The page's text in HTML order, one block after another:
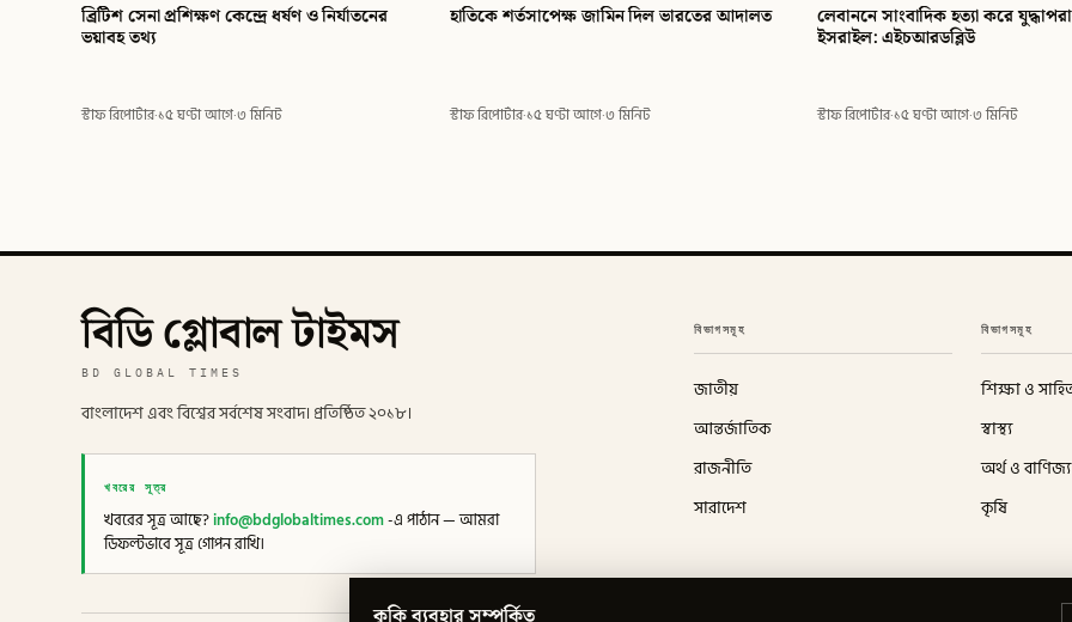
ব্রিটিশ সেনা প্রশিক্ষণ কেন্দ্রে ধর্ষণ ও নির্যাতনের
ভয়াবহ তথ্য
স্টাফ রিপোর্টার·১৫ ঘণ্টা আগে·৩ মিনিট
হাতিকে শর্তসাপেক্ষ জামিন দিল ভারতের আদালত
স্টাফ রিপোর্টার·১৫ ঘণ্টা আগে·৩ মিনিট
লেবাননে সাংবাদিক হত্যা করে
ইসরাইল: এইচআরডব্লিউ
স্টাফ রিপোর্টার·১৫ ঘণ্টা আগে·৩ মিনিট
বিডি গ্লোবাল টাইমস
BD GLOBAL TIMES
বাংলাদেশ এবং বিশ্বের সর্বশেষ সংবাদ। প্রতিষ্ঠিত ২০১৮।
খবরের সূত্র
খবরের সূত্র আছে?info@bdglobaltimes.com-এ পাঠান — আমরা
ডিফল্টভাবে সূত্র গোপন রাখি।
বিভাগসমূহ
জাতীয়
আন্তর্জাতিক
রাজনীতি
সারাদেশ
বিভাগসমূহ
শিক্ষা ও
স্বাস্থ্য
অর্থ ও বাণিজ্য
কৃষি